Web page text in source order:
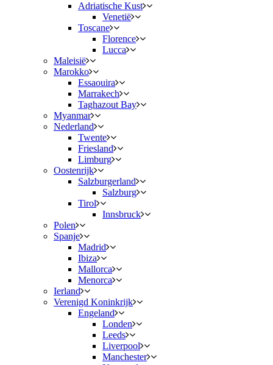
Adriatische Kust
Venetië
Toscane
Florence
Lucca
Maleisië
Marokko
Essaouira
Marrakech
Taghazout Bay
Myanmar
Nederland
Twente
Friesland
Limburg
Oostenrijk
Salzburgerland
Salzburg
Tirol
Innsbruck
Polen
Spanje
Madrid
Ibiza
Mallorca
Menorca
Ierland
Verenigd Koninkrijk
Engeland
Londen
Leeds
Liverpool
Manchester